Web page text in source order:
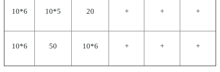
10*6 10*5 20 + + +
10*6 50 10*6 + + +